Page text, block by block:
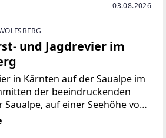
03.08.2026
und Jagdrevier im
in Kärnten auf der Saualpe im
der beeindruckenden
auf einer Seehöhe von
gelangt dieses sehr schön
arrondierte Revier mit